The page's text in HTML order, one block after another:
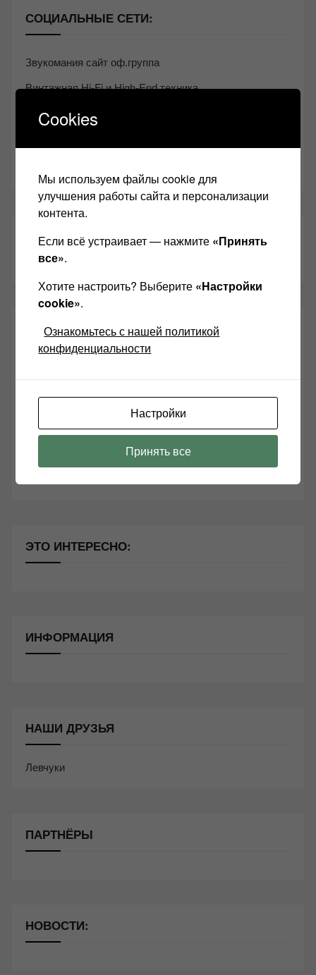
СОЦИАЛЬНЫЕ СЕТИ:
Звукомания сайт оф.группа
Винтажная Hi-Fi и High-End техника
Контакт
ТАКЖЕ ЧИТАЕМ:
СВЕЖИЕ ЗАПИСИ
Чем дороже аудиотехника, тем лучше звучит?
10 способов оптимизации потоковой музыки
ЭТО ИНТЕРЕСНО:
ИНФОРМАЦИЯ
НАШИ ДРУЗЬЯ
Левчуки
ПАРТНЁРЫ
НОВОСТИ:
Cookies
Мы используем файлы cookie для
улучшения работы сайта и персонализации
контента.
Если всё устраивает — нажмите «Принять
все».
Хотите настроить? Выберите «Настройки
cookie».
Ознакомьтесь с нашей политикой
конфиденциальности
Настройки
Принять все